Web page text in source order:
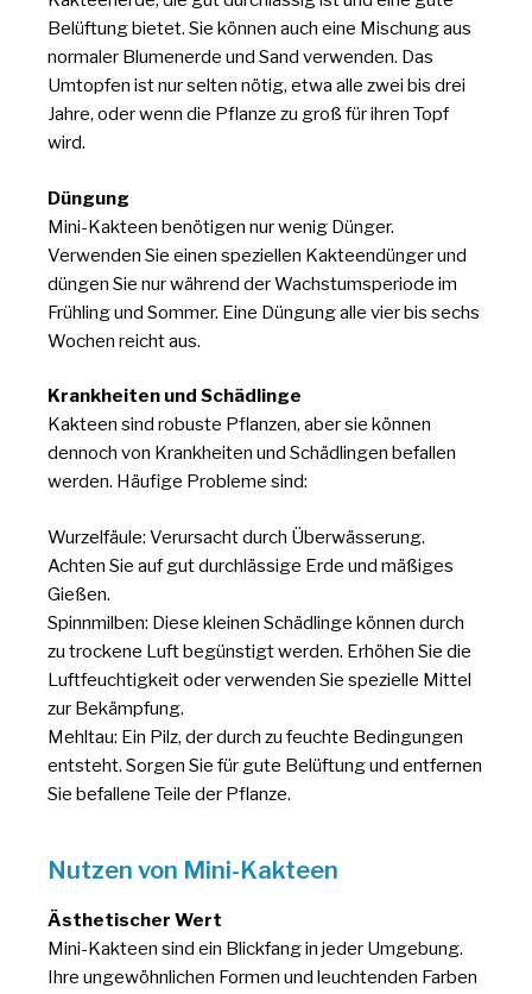
Belüftung bietet. Sie können auch eine Mischung aus
normaler Blumenerde und Sand verwenden. Das
Umtopfen ist nur selten nötig, etwa alle zwei bis drei
Jahre, oder wenn die Pflanze zu groß für ihren Topf
wird.
Düngung
Mini-Kakteen benötigen nur wenig Dünger.
Verwenden Sie einen speziellen Kakteendünger und
düngen Sie nur während der Wachstumsperiode im
Frühling und Sommer. Eine Düngung alle vier bis sechs
Wochen reicht aus.
Krankheiten und Schädlinge
Kakteen sind robuste Pflanzen, aber sie können
dennoch von Krankheiten und Schädlingen befallen
werden. Häufige Probleme sind:
Wurzelfäule: Verursacht durch Überwässerung.
Achten Sie auf gut durchlässige Erde und mäßiges
Gießen.
Spinnmilben: Diese kleinen Schädlinge können durch
zu trockene Luft begünstigt werden. Erhöhen Sie die
Luftfeuchtigkeit oder verwenden Sie spezielle Mittel
zur Bekämpfung.
Mehltau: Ein Pilz, der durch zu feuchte Bedingungen
entsteht. Sorgen Sie für gute Belüftung und entfernen
Sie befallene Teile der Pflanze.
Nutzen von Mini-Kakteen
Ästhetischer Wert
Mini-Kakteen sind ein Blickfang in jeder Umgebung.
Ihre ungewöhnlichen Formen und leuchtenden Farben